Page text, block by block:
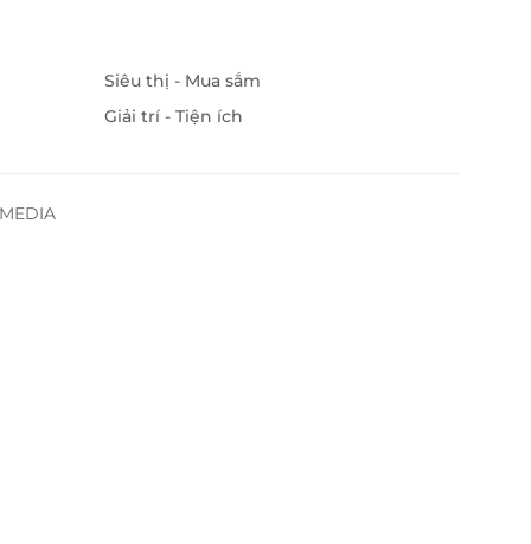
Siêu thị - Mua sắm
Giải trí - Tiện ích